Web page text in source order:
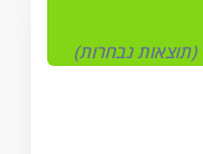
(תוצאות נבחרות)